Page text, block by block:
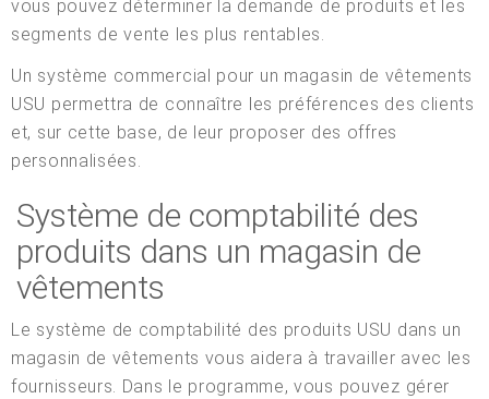
vous pouvez déterminer la demande de produits et les
segments de vente les plus rentables.
Un système commercial pour un magasin de vêtements
USU permettra de connaître les préférences des clients
et, sur cette base, de leur proposer des offres
personnalisées.
Système de comptabilité des
produits dans un magasin de
vêtements
Le système de comptabilité des produits USU dans un
magasin de vêtements vous aidera à travailler avec les
fournisseurs. Dans le programme, vous pouvez gérer